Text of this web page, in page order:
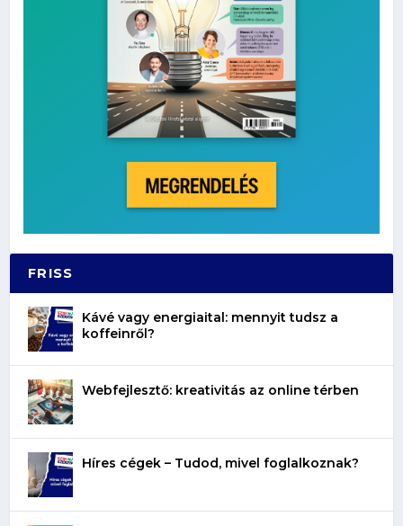
FRISS
Kávé vagy energiaital: mennyit tudsz a
koffeinről?
Webfejlesztő: kreativitás az online térben
Híres cégek – Tudod, mivel foglalkoznak?